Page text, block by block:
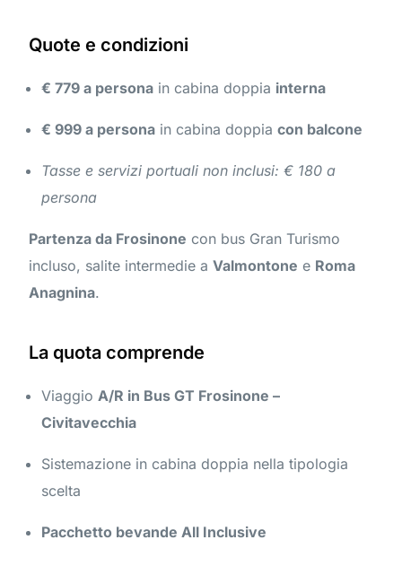
Quote e condizioni
€ 779 a persona in cabina doppia interna
€ 999 a persona in cabina doppiacon balcone
Tasse e servizi portuali non inclusi: € 180 a
persona
Partenza da Frosinone con bus Gran Turismo
incluso, salite intermedie aValmontone e Roma
Anagnina.
La quota comprende
ViaggioA/R in Bus GT Frosinone –
Civitavecchia
Sistemazione in cabina doppia nella tipologia
scelta
Pacchetto bevande All Inclusive